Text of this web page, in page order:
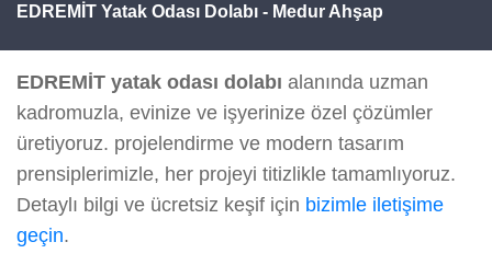
EDREMİT Yatak Odası Dolabı - Medur Ahşap
EDREMİT yatak odası dolabı alanında uzman
kadromuzla, evinize ve işyerinize özel çözümler
üretiyoruz. projelendirme ve modern tasarım
prensiplerimizle, her projeyi titizlikle tamamlıyoruz.
Detaylı bilgi ve ücretsiz keşif için bizimle iletişime
geçin.